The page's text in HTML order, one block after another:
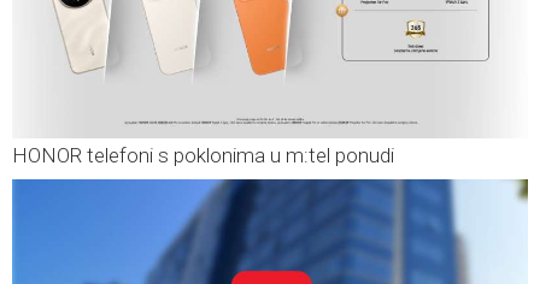
HONOR telefoni s poklonima u m:tel ponudi